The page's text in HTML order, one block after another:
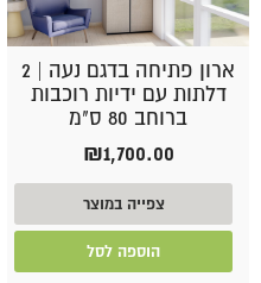
ארון פתיחה בדגם נעה | 2
דלתות עם ידיות רוכבות
ברוחב 80 ס"מ
₪1,700.00
צפייה במוצר
הוספה לסל